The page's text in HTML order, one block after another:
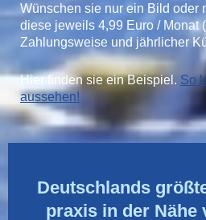
Wünschen sie nur ein Bild oder
diese jeweils 4,99 Euro / Monat
Zahlungsweise und jährlicher
Hier finden sie ein Beispiel. So
aussehen!
Deutschlands
praxis in der Nähe